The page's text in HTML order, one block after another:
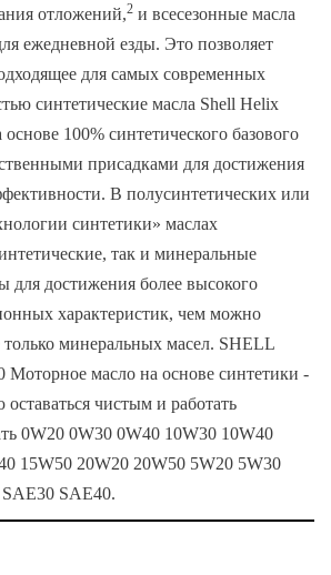
отложений,2 и всесезонные масла
ежедневной езды. Это позволяет
для самых современных
синтетические масла Shell Helix
100% синтетического базового
присадками для достижения
В полусинтетических или
синтетики» маслах
так и минеральные
для достижения более высокого
характеристик, чем можно
минеральных масел. SHELL
Моторное масло на основе синтетики -
чистым и работать
0W20 0W30 0W40 10W30 10W40
15W50 20W20 20W50 5W20 5W30
SAE40.